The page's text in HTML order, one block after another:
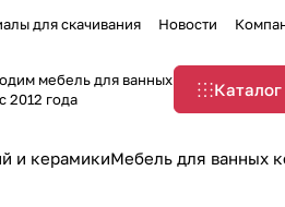
для скачивания Новости
мебель для ванных
2012 года
Каталог
и керамикиМебель для ванных